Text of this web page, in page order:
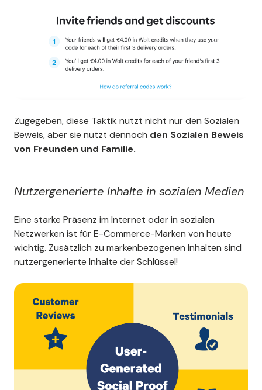
Zugegeben, diese Taktik nutzt nicht nur den Sozialen
Beweis, aber sie nutzt dennoch den Sozialen Beweis
von Freunden und Familie.
Nutzergenerierte Inhalte in sozialen Medien
Eine starke Präsenz im Internet oder in sozialen
Netzwerken ist für E-Commerce-Marken von heute
wichtig. Zusätzlich zu markenbezogenen Inhalten sind
nutzergenerierte Inhalte der Schlüssel!